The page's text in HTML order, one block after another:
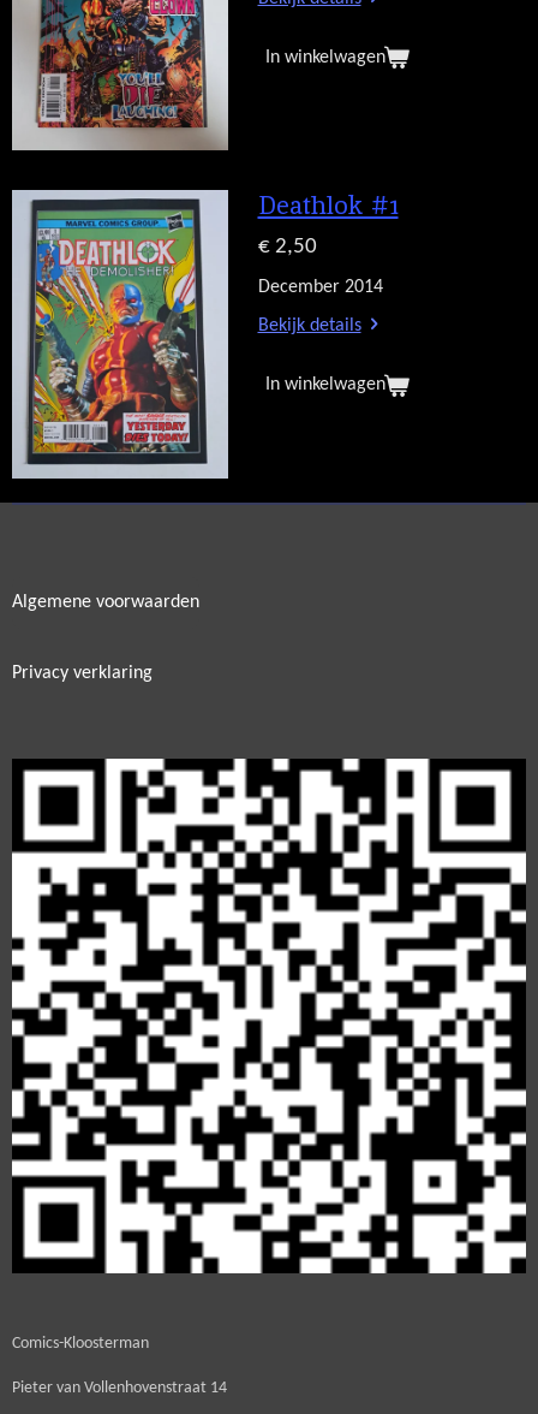
In winkelwagen
Deathlok #1
€ 2,50
December 2014
Bekijk details
In winkelwagen
Algemene voorwaarden
Privacy verklaring
Comics-Kloosterman
Pieter van Vollenhovenstraat 14